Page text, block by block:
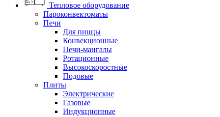
Тепловое оборудование
Пароконвектоматы
Печи
Для пиццы
Конвекционные
Печи-мангалы
Ротационные
Высокоскоростные
Подовые
Плиты
Электрические
Газовые
Индукционные